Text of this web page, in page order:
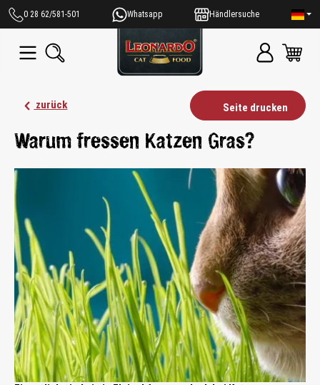
springen
0 28 62/581-501 Whatsapp Händlersuche
Seite drucken
zurück
Warum fressen Katzen Gras?